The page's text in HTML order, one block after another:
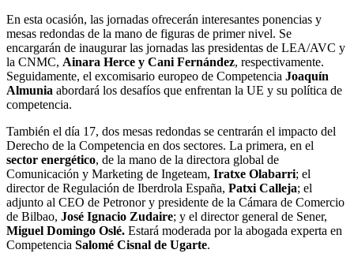
En esta ocasión, las jornadas ofrecerán interesantes ponencias y
mesas redondas de la mano de figuras de primer nivel. Se
encargarán de inaugurar las jornadas las presidentas de LEA/AVC y
la CNMC, Ainara Herce y Cani Fernández, respectivamente.
Seguidamente, el excomisario europeo de Competencia Joaquín
Almunia abordará los desafíos que enfrentan la UE y su política de
competencia.
También el día 17, dos mesas redondas se centrarán el impacto del
Derecho de la Competencia en dos sectores. La primera, en el
sector energético, de la mano de la directora global de
Comunicación y Marketing de Ingeteam, Iratxe Olabarri; el
director de Regulación de Iberdrola España, Patxi Calleja; el
adjunto al CEO de Petronor y presidente de la Cámara de Comercio
de Bilbao, José Ignacio Zudaire; y el director general de Sener,
Miguel Domingo Oslé. Estará moderada por la abogada experta en
Competencia Salomé Cisnal de Ugarte.